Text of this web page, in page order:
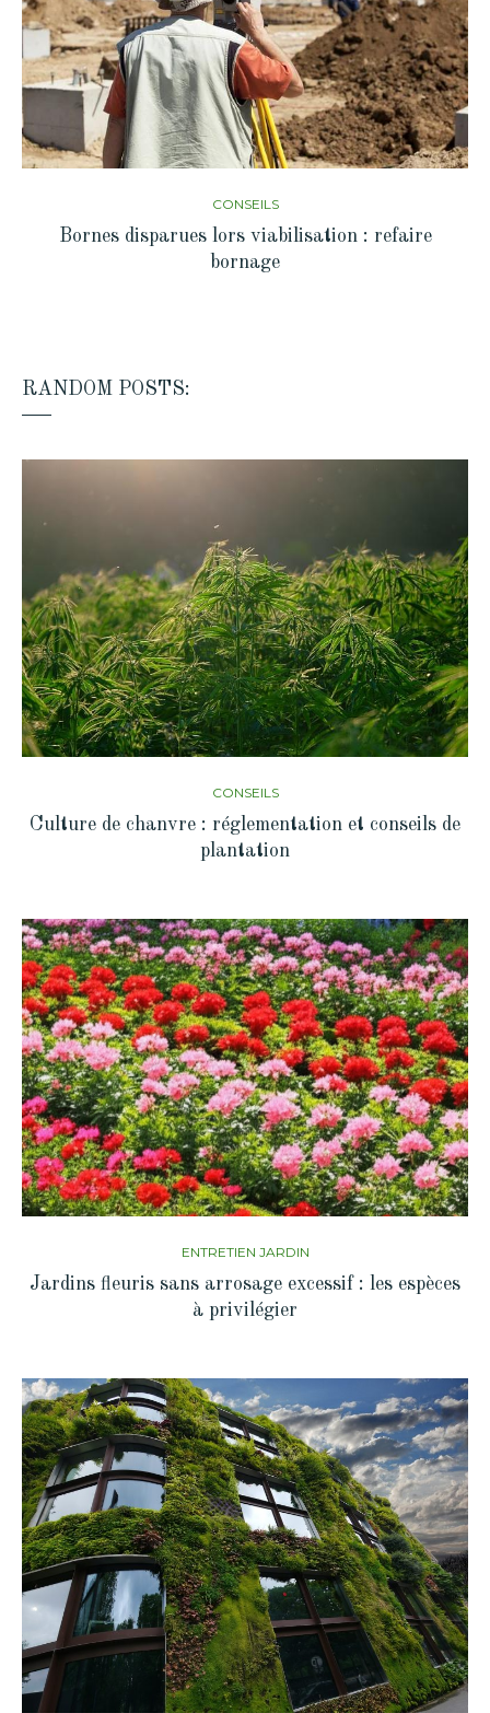
CONSEILS
Bornes disparues lors viabilisation : refaire
bornage
RANDOM POSTS:
CONSEILS
Culture de chanvre : réglementation et conseils de
plantation
ENTRETIEN JARDIN
Jardins fleuris sans arrosage excessif : les espèces
à privilégier